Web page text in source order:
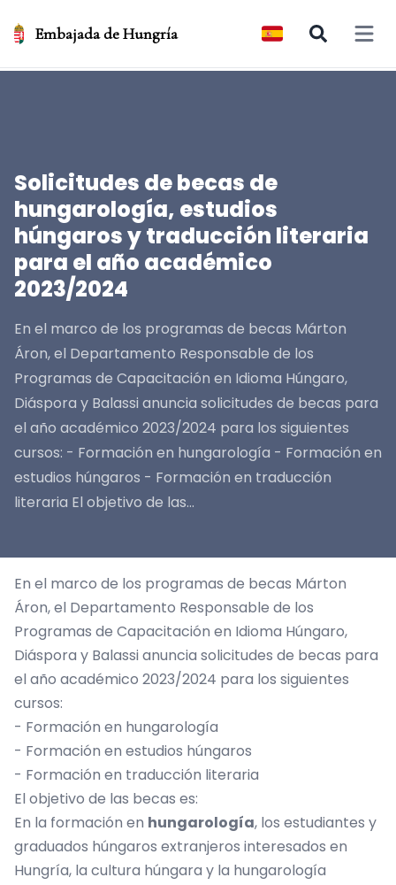
Embajada de Hungría Open
Solicitudes de becas de
hungarología, estudios
húngaros y traducción literaria
para el año académico
2023/2024
En el marco de los programas de becas Márton
Áron, el Departamento Responsable de los
Programas de Capacitación en Idioma Húngaro,
Diáspora y Balassi anuncia solicitudes de becas para
el año académico 2023/2024 para los siguientes
cursos: - Formación en hungarología - Formación en
estudios húngaros - Formación en traducción
literaria El objetivo de las...
En el marco de los programas de becas Márton
Áron, el Departamento Responsable de los
Programas de Capacitación en Idioma Húngaro,
Diáspora y Balassi anuncia solicitudes de becas para
el año académico 2023/2024 para los siguientes
cursos:
- Formación en hungarología
- Formación en estudios húngaros
- Formación en traducción literaria
El objetivo de las becas es:
En la formación en hungarología, los estudiantes y
graduados húngaros extranjeros interesados ​​en
Hungría, la cultura húngara y la hungarología